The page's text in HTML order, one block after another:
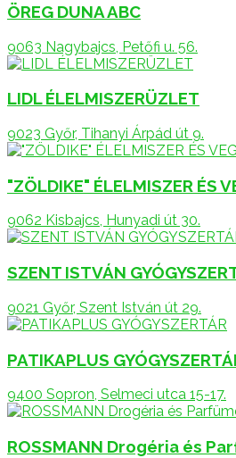
ÖREG DUNA ABC
9063 Nagybajcs, Petőfi u. 56.
LIDL ÉLELMISZERÜZLET
9023 Győr, Tihanyi Árpád út 9.
"ZÖLDIKE" ÉLELMISZER ÉS
9062 Kisbajcs, Hunyadi út 30.
SZENT ISTVÁN
9021 Győr, Szent István út 29.
PATIKAPLUS
9400 Sopron, Selmeci utca 15-17.
ROSSMANN Drogéria és